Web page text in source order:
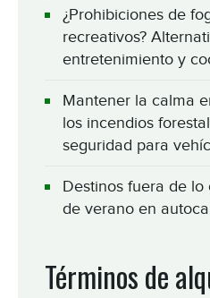
¿Prohibiciones de
recreativos?
entretenimiento y
Mantener la calma
los incendios
seguridad para
Destinos fuera de
de verano en
Términos de